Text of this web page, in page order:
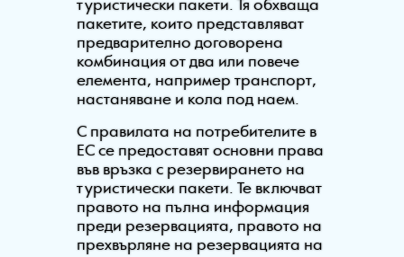
туристически пакети. Тя обхваща
пакетите, които представляват
предварително договорена
комбинация от два или повече
елемента, например транспорт,
настаняване и кола под наем.
С правилата на потребителите в
ЕС се предоставят основни права
във връзка с резервирането на
туристически пакети. Те включват
правото на пълна информация
преди резервацията, правото на
прехвърляне на резервацията на